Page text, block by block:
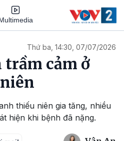
Thứ ba, 14:30, 07/07/2026
trầm cảm ở
thiếu niên gia tăng, nhiều
hiện khi bệnh đã nặng.